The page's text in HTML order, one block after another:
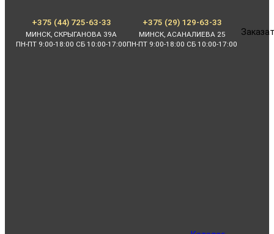
+375 (44) 725-63-33
МИНСК, СКРЫГАНОВА 39А
ПН-ПТ 9:00-18:00 СБ 10:00-17:00
+375 (29) 129-63-33
МИНСК, АСАНАЛИЕВА 25
ПН-ПТ 9:00-18:00 СБ 10:00-17:00